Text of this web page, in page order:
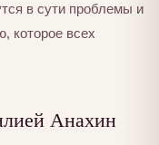
в сути проблемы и
которое всех
Анахин